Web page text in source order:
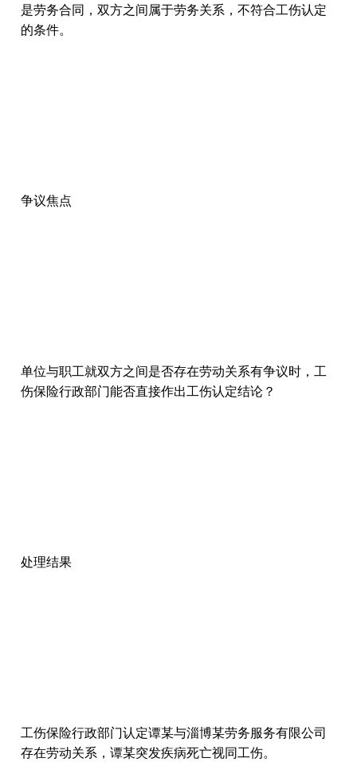
是劳务合同，双方之间属于劳务关系，不符合工伤认定
的条件。
争议焦点
单位与职工就双方之间是否存在劳动关系有争议时，工
伤保险行政部门能否直接作出工伤认定结论？
处理结果
工伤保险行政部门认定谭某与淄博某劳务服务有限公司
存在劳动关系，谭某突发疾病死亡视同工伤。